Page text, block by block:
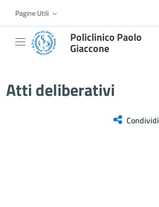
Skip to Main Content
Pagine Utili
Policlinico Paolo
Giaccone
Atti deliberativi
Condividi